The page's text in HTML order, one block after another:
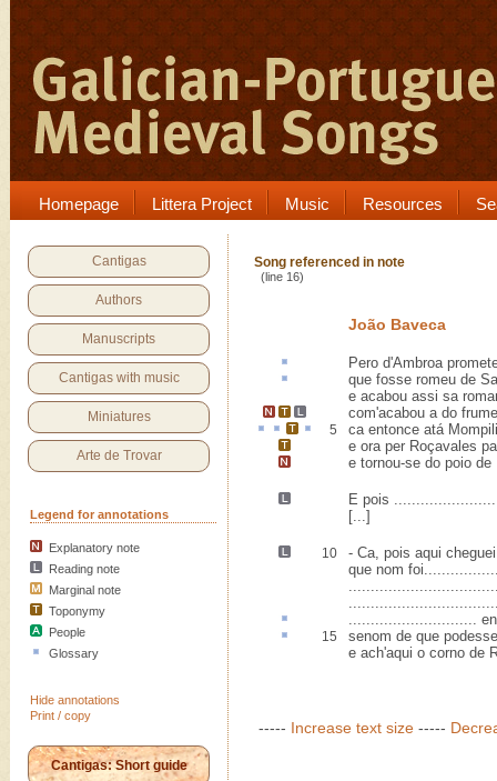
Homepage Littera Project Music Resources
Cantigas
Authors
Manuscripts
Cantigas with music
Miniatures
Arte de Trovar
Legend for annotations
Explanatory note
Reading note
Marginal note
Toponymy
People
Glossary
Hide annotations
Print / copy
Cantigas: Short guide
Song referenced in note
(line 16)
João Baveca
Pero d'Ambroa
que fosse romeu de
e acabou assi sa
com'acabou a do frume
5 ca entonce atá
e ora per Roçavales
e tornou-se do poio de
E pois
[...]
10 - Ca, pois aqui
que nom
............................. en
15
senom de que
e ach'aqui o corno de
----- Increase text size -----